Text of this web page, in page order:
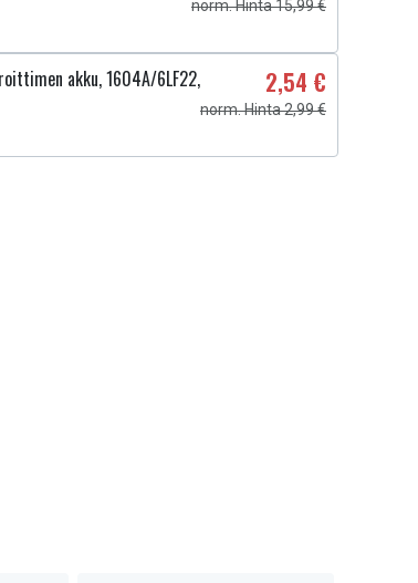
norm. Hinta 15,99 €
akku, 1604A/6LF22,
2,54 €
norm. Hinta 2,99 €